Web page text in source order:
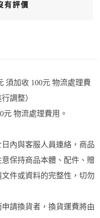
有評價
須加收 100元 物流處理費
調整）
元 物流處理費用。
內與客服人員連絡，商品
保持商品本體、配件、贈
件或資料的完整性，切勿
申請換貨者，換貨運費將由